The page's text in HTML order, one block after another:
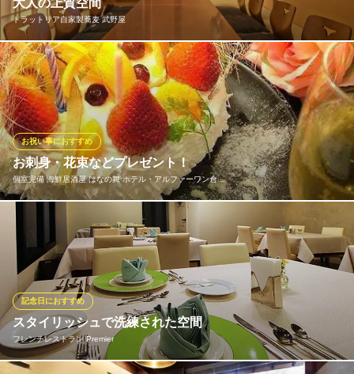
水島臨海鉄道水島本線倉敷市駅 徒歩6分
岡山県倉敷市阿知2-7-16
大人の上質空間
トラットリア自家製蕎麦 武野屋
シックでシンプルな内装と柔らかな光が空間全体を包み込み落ち
着いた空間を演出いたします。ゆったりとしたテーブル席は隣の
席との適度な距離がプライベート感を生み、大切な人との特別な
時間が過ごせます。ご家族、ご友人同士のお食事など少人数のご
宴会に最適です。絶品蕎麦と創作料理を存分にお楽しみくださ
い。
トラットリア自家製蕎麦 武野屋
水島臨海鉄道水島本線倉敷市駅 徒歩7分
岡山県倉敷市阿知3-18-18
お刺身・花束などプレゼント！
個室完備 海鮮居酒屋 はなの舞 ホテル・アルファーワン倉…
お祝い事におすすめ
【はなの舞からお祝い】誕生日や会社仲間の大事な節目の際等、
お祝いの日・感謝の気持ちを伝えたい日には、とっておきのサプ
ライズで思い出に残る一日を過ごしませんか？当店では、事前に
ご相談いただければ《ケーキ・花束・色紙》等のご用意が可能で
す。倉敷でのサプライズなら海鮮料理が自慢の「はなの舞」へ！
個室完備 海鮮居酒屋 はなの舞 ホテル・アルファーワン倉敷
南口店
個室 海鮮 居酒屋
スタイリッシュで洗練された空間
フレンチレストラン Premier
記念日におすすめ